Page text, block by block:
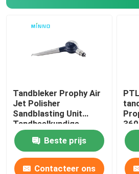
Tandbleker Prophy Air
Jet Polisher
Sandblasting Unit
Tandheelkundige
gereedschap
Beste prijs
Contacteer ons